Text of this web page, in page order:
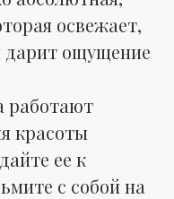
освежает,
дарит ощущение
работают
красоты
ее к
с собой на